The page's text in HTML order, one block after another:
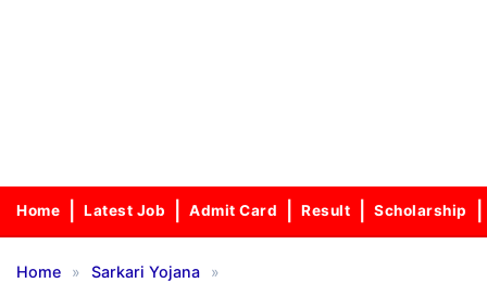
Home Latest Job Admit Card Result Scholarship
Home » Sarkari Yojana
»